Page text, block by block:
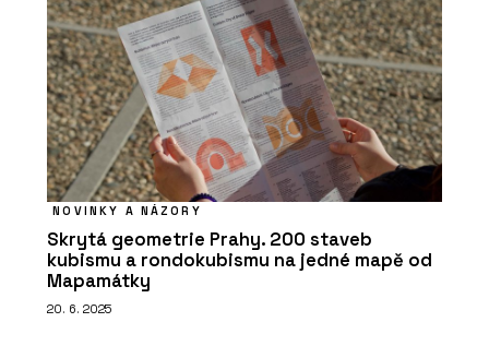
NOVINKY A NÁZORY
Skrytá geometrie Prahy. 200 staveb
kubismu a rondokubismu na jedné mapě od
Mapamátky
20. 6. 2025